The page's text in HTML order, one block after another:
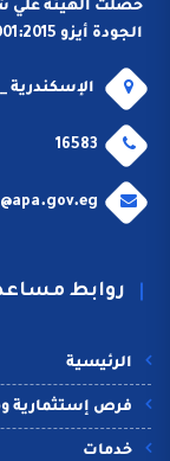
حصلت الهيئة علي
الجودة أيزو 9001:2015
الإسكندرية
16583
روابط
الرئيسية
فرص إستثمارية
خدمات